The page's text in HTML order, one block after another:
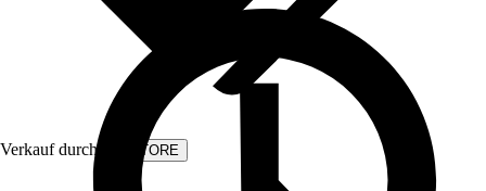
Verkauf durch: KVSTORE